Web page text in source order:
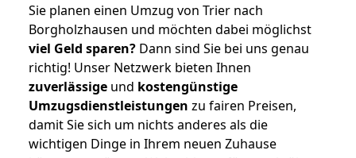
Sie planen einen Umzug von Trier nach
Borgholzhausen und möchten dabei möglichst
viel Geld sparen? Dann sind Sie bei uns genau
richtig! Unser Netzwerk bieten Ihnen
zuverlässige und kostengünstige
Umzugsdienstleistungen zu fairen Preisen,
damit Sie sich um nichts anderes als die
wichtigen Dinge in Ihrem neuen Zuhause